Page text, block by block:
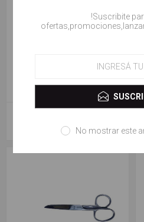
$ 6.300,00
!Suscribite
No mostrar este